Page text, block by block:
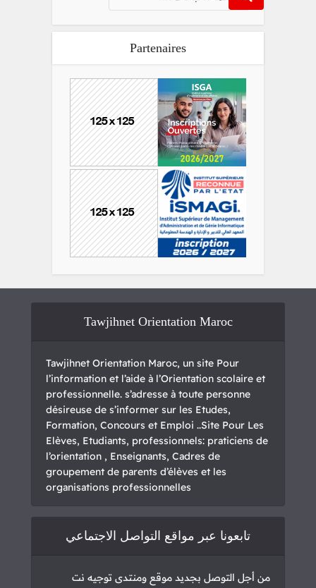
Partenaires
Tawjihnet Orientation Maroc
Tawjihnet Orientation Maroc, un site Pour
l’information et l’aide à l’Orientation scolaire et
professionnelle. s’adresse à toute personne
désireuse de s’informer sur les Etudes,
Formation, Concours et Emploi ..Site Pour Les
Elèves, Etudiants, professionnels: praticiens de
l’orientation , Enseignants, Cadres de
groupement de parents d’élèves et les
organisations professionnelles
تابعونا عبر مواقع التواصل الاجتماعي
من أجل التوصل بجديد موقع ومنتدى توجيه نت